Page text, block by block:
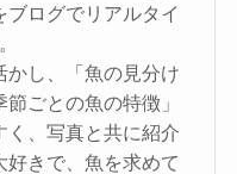
ログでリアルタイ
かし、「魚の見分け
ごとの魚の特徴」
く、写真と共に紹介
好きで、魚を求めて